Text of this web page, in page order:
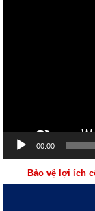
00:00
Bảo vệ lợi ích